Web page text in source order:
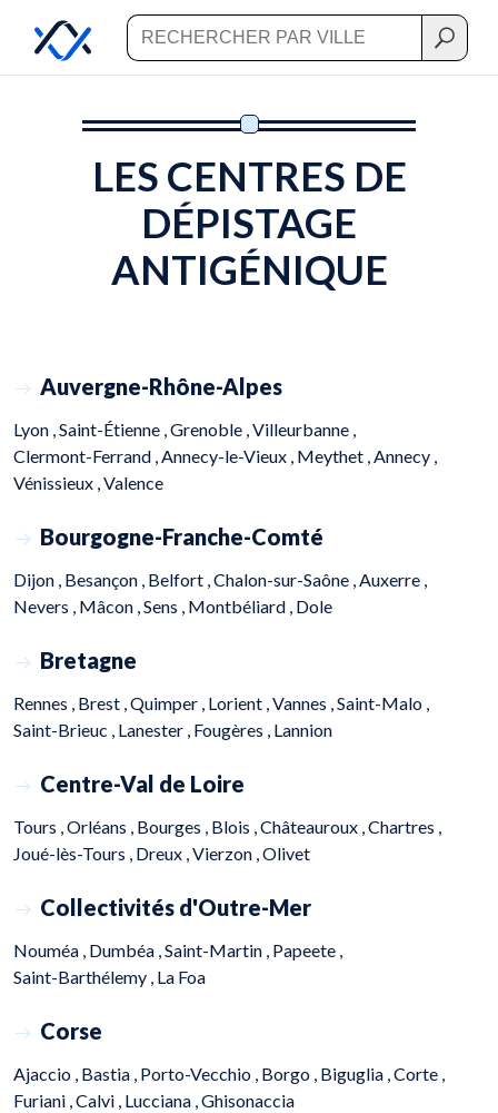
LES CENTRES DE
DÉPISTAGE
ANTIGÉNIQUE
Auvergne-Rhône-Alpes
Lyon ,Saint-Étienne ,Grenoble ,Villeurbanne ,
Clermont-Ferrand ,Annecy-le-Vieux , Meythet ,Annecy ,
Vénissieux ,Valence
Bourgogne-Franche-Comté
Dijon , Besançon , Belfort ,Chalon-sur-Saône ,Auxerre ,
Nevers , Mâcon ,Sens , Montbéliard , Dole
Bretagne
Rennes , Brest ,Quimper , Lorient ,Vannes ,Saint-Malo ,
Saint-Brieuc , Lanester , Fougères , Lannion
Centre-Val de Loire
Tours ,Orléans , Bourges , Blois ,Châteauroux ,Chartres ,
Joué-lès-Tours , Dreux ,Vierzon ,Olivet
Collectivités d'Outre-Mer
Nouméa , Dumbéa ,Saint-Martin , Papeete ,
Saint-Barthélemy , La Foa
Corse
Ajaccio , Bastia , Porto-Vecchio , Borgo , Biguglia ,Corte ,
Furiani ,Calvi , Lucciana ,Ghisonaccia